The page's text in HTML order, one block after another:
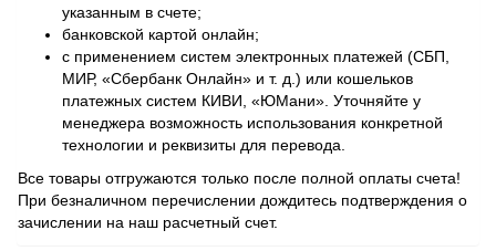
указанным в счете;
банковской картой онлайн;
с применением систем электронных платежей (СБП,
МИР, «Сбербанк Онлайн» и т. д.) или кошельков
платежных систем КИВИ, «ЮМани». Уточняйте у
менеджера возможность использования конкретной
технологии и реквизиты для перевода.
Все товары отгружаются только после полной оплаты счета!
При безналичном перечислении дождитесь подтверждения о
зачислении на наш расчетный счет.